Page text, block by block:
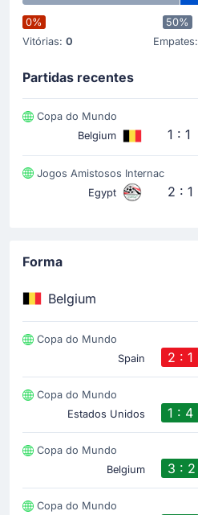
Início do jogo
0%
Vitórias: 0
50%
Empates:
Partidas recentes
Copa do Mundo
Belgium
1 : 1
Jogos Amistosos Internac
Egypt
2 : 1
Forma
Belgium
Copa do Mundo
Spain
2 : 1
Copa do Mundo
Estados Unidos
1 : 4
Copa do Mundo
Belgium
3 : 2
Copa do Mundo